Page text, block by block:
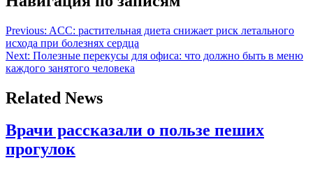
Previous: ACC: растительная диета снижает риск летального
исхода при болезнях сердца
Next: Полезные перекусы для офиса: что должно быть в меню
каждого занятого человека
Related News
Врачи рассказали о пользе пеших
прогулок